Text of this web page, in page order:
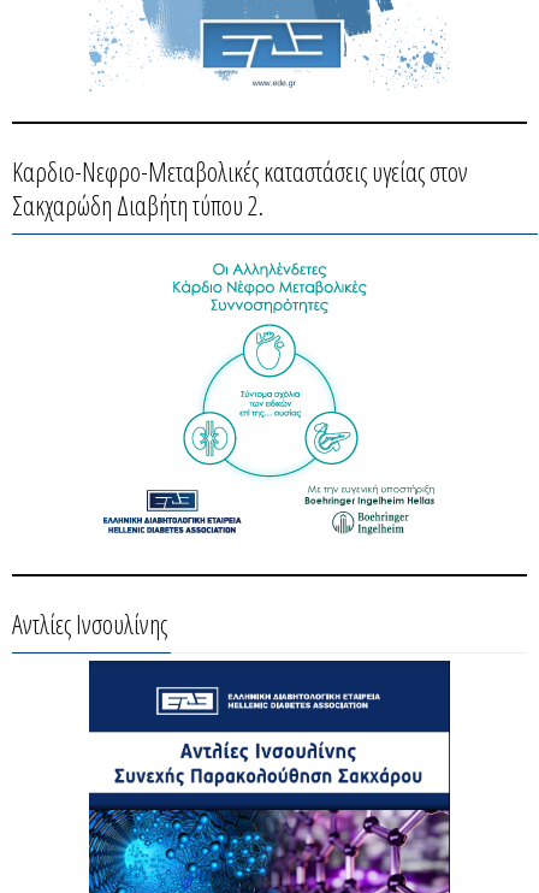
Καρδιο-Νεφρο-Μεταβολικές καταστάσεις υγείας στον
Σακχαρώδη Διαβήτη τύπου 2.
Αντλίες Ινσουλίνης